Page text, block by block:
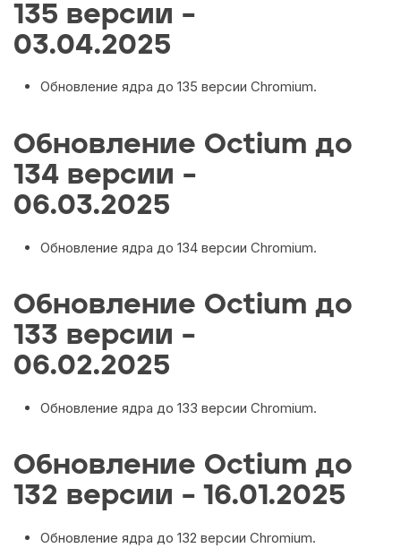
135 версии –
03.04.2025
Обновление ядра до 135 версии Chromium.
Обновление Octium до
134 версии –
06.03.2025
Обновление ядра до 134 версии Chromium.
Обновление Octium до
133 версии –
06.02.2025
Обновление ядра до 133 версии Chromium.
Обновление Octium до
132 версии – 16.01.2025
Обновление ядра до 132 версии Chromium.